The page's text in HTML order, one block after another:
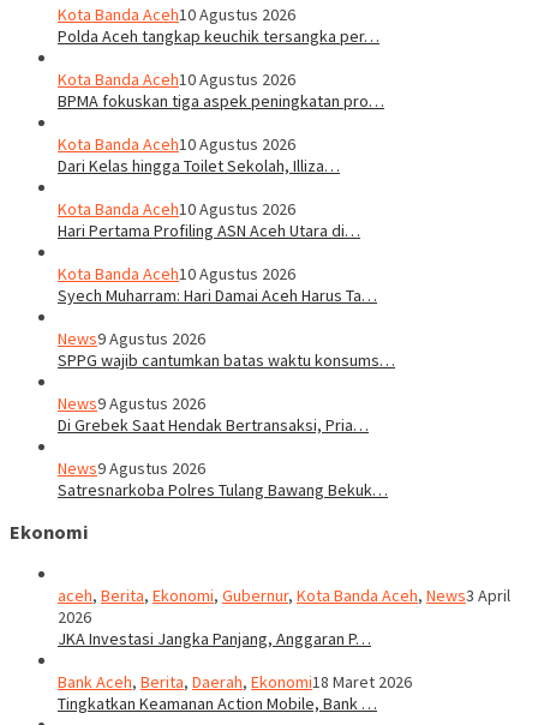
Kota Banda Aceh10 Agustus 2026
Polda Aceh tangkap keuchik tersangka per…
Kota Banda Aceh10 Agustus 2026
BPMA fokuskan tiga aspek peningkatan pro…
Kota Banda Aceh10 Agustus 2026
Dari Kelas hingga Toilet Sekolah, Illiza…
Kota Banda Aceh10 Agustus 2026
Hari Pertama Profiling ASN Aceh Utara di…
Kota Banda Aceh10 Agustus 2026
Syech Muharram: Hari Damai Aceh Harus Ta…
News9 Agustus 2026
SPPG wajib cantumkan batas waktu konsums…
News9 Agustus 2026
Di Grebek Saat Hendak Bertransaksi, Pria…
News9 Agustus 2026
Satresnarkoba Polres Tulang Bawang Bekuk…
Ekonomi
aceh, Berita, Ekonomi, Gubernur, Kota Banda Aceh, News3 April
2026
JKA Investasi Jangka Panjang, Anggaran P…
Bank Aceh, Berita, Daerah, Ekonomi18 Maret 2026
Tingkatkan Keamanan Action Mobile, Bank …